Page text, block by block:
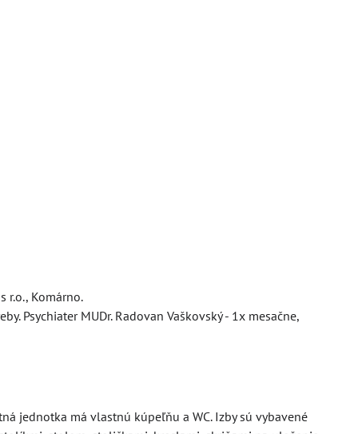
r.o., Komárno.
Psychiater MUDr. Radovan Vaškovský - 1x mesačne,
jednotka má vlastnú kúpeľňu a WC. Izby sú vybavené